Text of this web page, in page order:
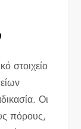
στοιχείο
Οι
πόρους,